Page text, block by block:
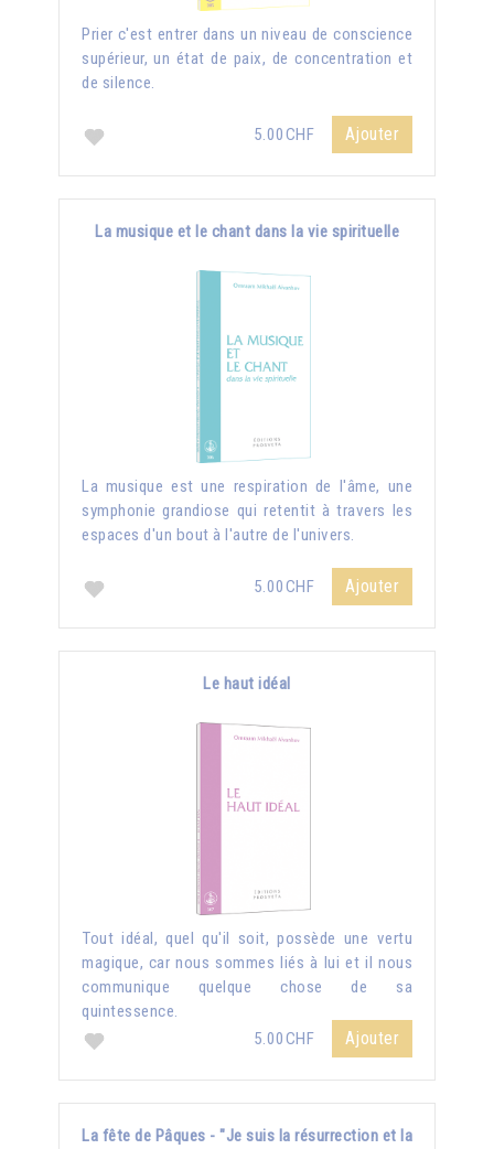
Prier c'est entrer dans un niveau de conscience
supérieur, un état de paix, de concentration et
de silence.
5.00CHF Ajouter
La musique et le chant dans la vie spirituelle
La musique est une respiration de l'âme, une
symphonie grandiose qui retentit à travers les
espaces d'un bout à l'autre de l'univers.
5.00CHF Ajouter
Le haut idéal
Tout idéal, quel qu'il soit, possède une vertu
magique, car nous sommes liés à lui et il nous
communique quelque chose de sa
quintessence.
5.00CHF
Ajouter
La fête de Pâques - "Je suis la résurrection et la